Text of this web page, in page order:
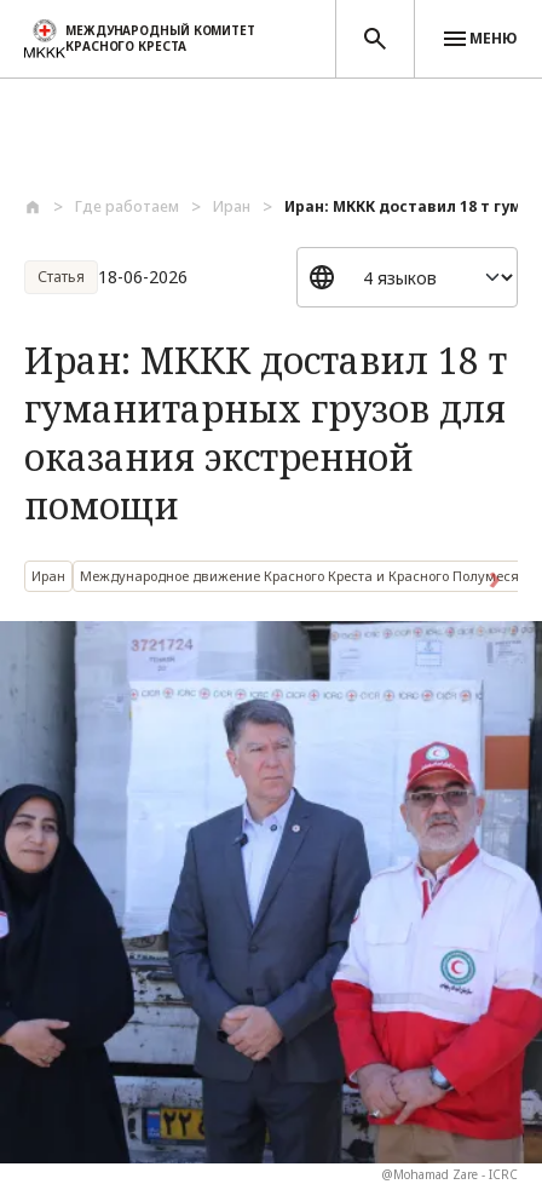
МЕЖДУНАРОДНЫЙ КОМИТЕТ
КРАСНОГО КРЕСТА
МЕНЮ
Где работаем Иран Иран: МККК доставил 18 т
Статья 18-06-2026
Иран: МККК доставил 18 т
гуманитарных грузов для
оказания экстренной
помощи
Иран Международное движение Красного Креста и Красного Полумесяца
@Mohamad Zare - ICRC